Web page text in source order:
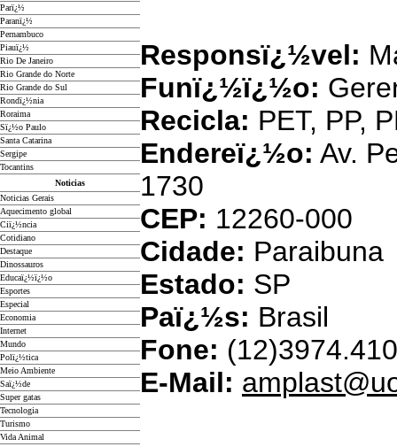
Parï¿½
Paranï¿½
Pernambuco
Piauï¿½
Rio De Janeiro
Rio Grande do Norte
Rio Grande do Sul
Rondï¿½nia
Roraima
Sï¿½o Paulo
Santa Catarina
Sergipe
Tocantins
Noticias
Noticias Gerais
Aquecimento global
Ciï¿½ncia
Cotidiano
Destaque
Dinossauros
Educaï¿½ï¿½o
Esportes
Especial
Economia
Internet
Mundo
Polï¿½tica
Meio Ambiente
Saï¿½de
Super gatas
Tecnologia
Turismo
Vida Animal
Responsï¿½vel:
Funï¿½ï¿½o:
Recicla: PET, PP,
Endereï¿½o: Av.
1730
CEP: 12260-000
Cidade: Paraibuna
Estado: SP
Paï¿½s: Brasil
Fone:
E-Mail: